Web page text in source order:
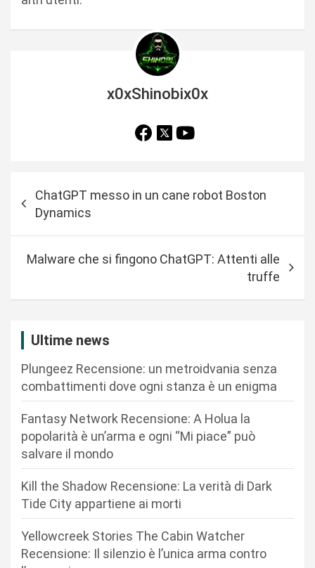
x0xShinobix0x
a
ChatGPT messo in un cane robot Boston
Dynamics
Malware che si fingono ChatGPT: Attenti alle
truffe
Ultime news
Plungeez Recensione: un metroidvania senza
combattimenti dove ogni stanza è un enigma
Fantasy Network Recensione: A Holua la
popolarità è un’arma e ogni “Mi piace” può
salvare il mondo
Kill the Shadow Recensione: La verità di Dark
Tide City appartiene ai morti
Yellowcreek Stories The Cabin Watcher
Recensione: Il silenzio è l’unica arma contro